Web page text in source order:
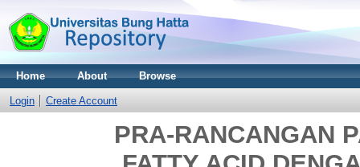
Home About Browse
Login Create Account
PRA-RANCANGAN